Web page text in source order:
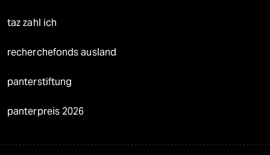
taz zahl ich
recherchefonds ausland
panterstiftung
panterpreis 2026